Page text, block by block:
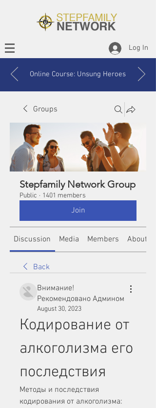
Log In
Online Course: Unsung Heroes
Groups
Stepfamily Network Group
Public · 1401 members
Join
Discussion Media Members About
Back
Внимание!
Рекомендовано Админом
August 30, 2023
Кодирование от
алкоголизма его
последствия
Методы и последствия
кодирования от алкоголизма: